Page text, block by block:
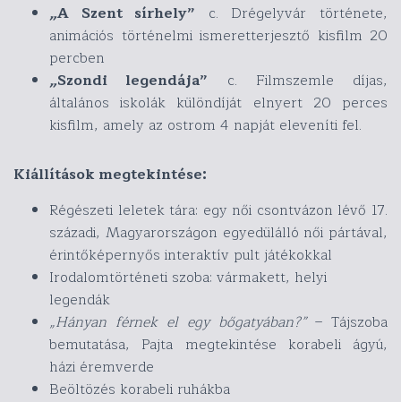
„A Szent sírhely” c. Drégelyvár története,
animációs történelmi ismeretterjesztő kisfilm 20
percben
„Szondi legendája” c. Filmszemle díjas,
általános iskolák különdíját elnyert 20 perces
kisfilm, amely az ostrom 4 napját eleveníti fel.
Kiállítások megtekintése:
Régészeti leletek tára: egy női csontvázon lévő 17.
századi, Magyarországon egyedülálló női pártával,
érintőképernyős interaktív pult játékokkal
Irodalomtörténeti szoba: vármakett, helyi
legendák
„Hányan férnek el egy bőgatyában?”– Tájszoba
bemutatása, Pajta megtekintése korabeli ágyú,
házi éremverde
Beöltözés korabeli ruhákba